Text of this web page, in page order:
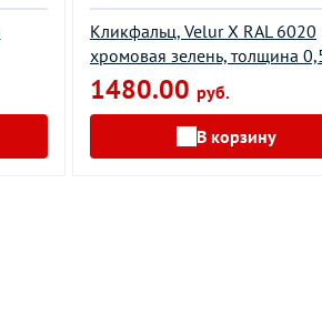
Кликфальц, Velur X RAL 6020
хромовая зелень, толщина
1480.00 руб.
В корзину